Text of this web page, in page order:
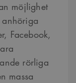
möjlighet
Facebook,
rörliga
massa